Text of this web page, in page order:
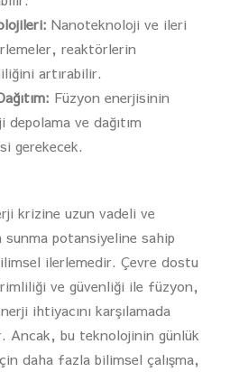
Nanoteknoloji ve ileri
reaktörlerin
artırabilir.
Füzyon enerjisinin
ve dağıtım
gerekecek.
krizine uzun vadeli ve
potansiyeline sahip
ilerlemedir. Çevre dostu
ve güvenliği ile füzyon,
ihtiyacını karşılamada
Ancak, bu teknolojinin günlük
daha fazla bilimsel çalışma,